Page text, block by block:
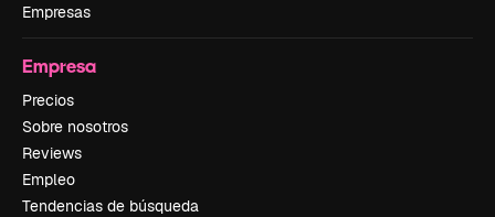
Empresas
Empresa
Precios
Sobre nosotros
Reviews
Empleo
Tendencias de búsqueda